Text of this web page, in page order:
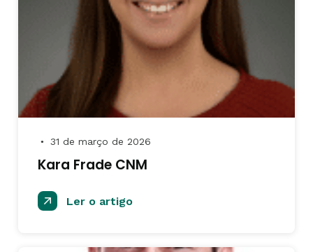
● 31 de março de 2026
Kara Frade CNM
Ler o artigo